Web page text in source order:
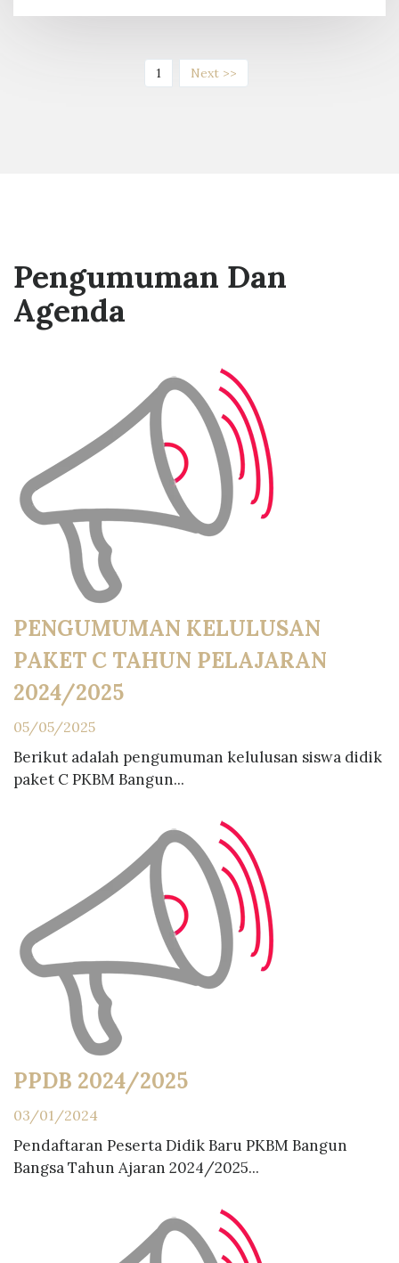
1(current)Next >>
Pengumuman Dan
Agenda
PENGUMUMAN KELULUSAN
PAKET C TAHUN PELAJARAN
2024/2025
05/05/2025
Berikut adalah pengumuman kelulusan siswa didik
paket C PKBM Bangun...
PPDB 2024/2025
03/01/2024
Pendaftaran Peserta Didik Baru PKBM Bangun
Bangsa Tahun Ajaran 2024/2025...